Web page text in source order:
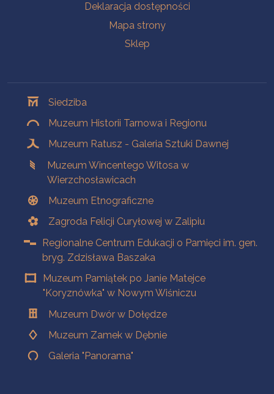
Deklaracja dostępności
Mapa strony
Sklep
Siedziba
Muzeum Historii Tarnowa i Regionu
Muzeum Ratusz - Galeria Sztuki Dawnej
Muzeum Wincentego Witosa w
Wierzchosławicach
Muzeum Etnograficzne
Zagroda Felicji Curyłowej w Zalipiu
Regionalne Centrum Edukacji o Pamięci im. gen.
bryg. Zdzisława Baszaka
Muzeum Pamiątek po Janie Matejce
"Koryznówka" w Nowym Wiśniczu
Muzeum Dwór w Dołędze
Muzeum Zamek w Dębnie
Galeria "Panorama"